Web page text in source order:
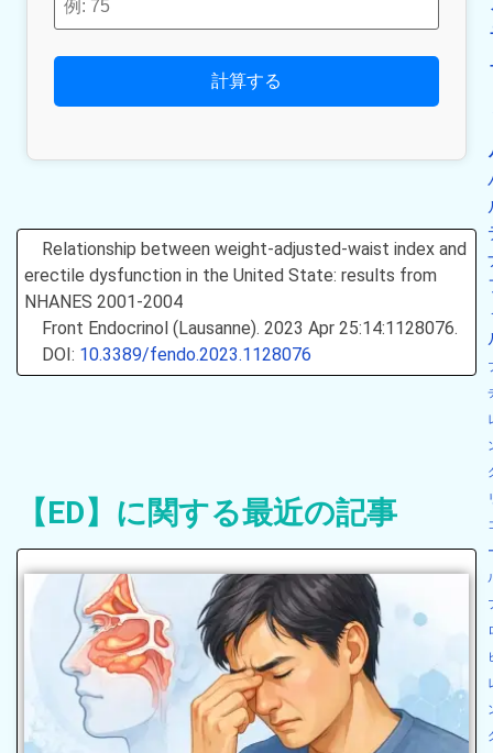
計算する
Relationship between weight-adjusted-waist index and
erectile dysfunction in the United State: results from
NHANES 2001-2004
Front Endocrinol (Lausanne). 2023 Apr 25:14:1128076.
DOI: 10.3389/fendo.2023.1128076
【ED】に関する最近の記事